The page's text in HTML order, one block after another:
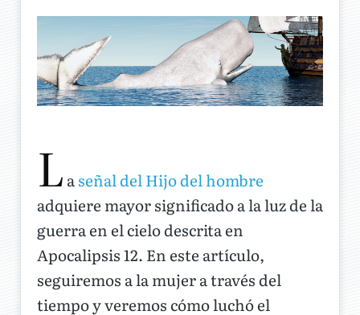
L aseñal del Hijo del hombre
adquiere mayor significado a la luz de la
guerra en el cielo descrita en
Apocalipsis 12. En este artículo,
seguiremos a la mujer a través del
tiempo y veremos cómo luchó el